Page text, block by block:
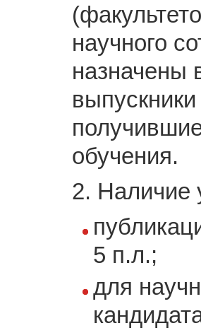
научного
назначены
обучения.
2. Наличие
5 п.л.;
для